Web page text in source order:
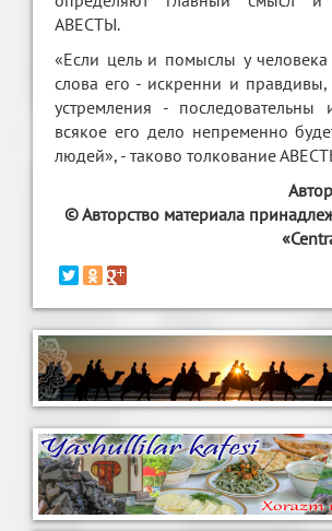
АВЕСТЫ.
«Если цель и помыслы у
слова его - искренни и правдивы,
устремления - последовательны
всякое его дело непременно
людей», - таково толкование
© Авторство материала